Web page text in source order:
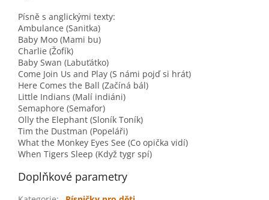
Písně s anglickými texty:
Ambulance (Sanitka)
Baby Moo (Mami bu)
Charlie (Žofík)
Baby Swan (Labuťátko)
Come Join Us and Play (S námi pojď si hrát)
Here Comes the Ball (Začíná bál)
Little Indians (Malí indiáni)
Semaphore (Semafor)
Olly the Elephant (Sloník Toník)
Tim the Dustman (Popeláři)
What the Monkey Eyes See (Co opička vidí)
When Tigers Sleep (Když tygr spí)
Doplňkové parametry